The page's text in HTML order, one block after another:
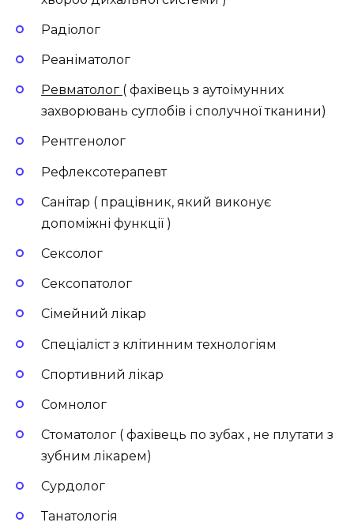
Радіолог
Реаніматолог
Ревматолог ( фахівець з аутоімунних
захворювань суглобів і сполучної тканини)
Рентгенолог
Рефлексотерапевт
Санітар ( працівник, який виконує
допоміжні функції )
Сексолог
Сексопатолог
Сімейний лікар
Спеціаліст з клітинним технологіям
Спортивний лікар
Сомнолог
Стоматолог ( фахівець по зубах , не плутати з
зубним лікарем)
Сурдолог
Танатологія